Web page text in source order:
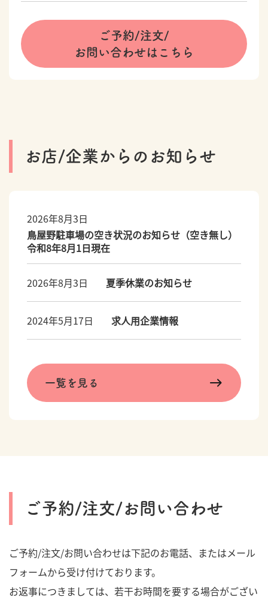
ご予約/注文/
お問い合わせはこちら
お店/企業からのお知らせ
2026年8月3日
鳥屋野駐車場の空き状況のお知らせ（空き無し）
令和8年8月1日現在
2026年8月3日 夏季休業のお知らせ
2024年5月17日 求人用企業情報
一覧を見る
ご予約/注文/お問い合わせ
ご予約/注文/お問い合わせは下記のお電話、またはメール
フォームから受け付けております。
お返事につきましては、若干お時間を要する場合がござい